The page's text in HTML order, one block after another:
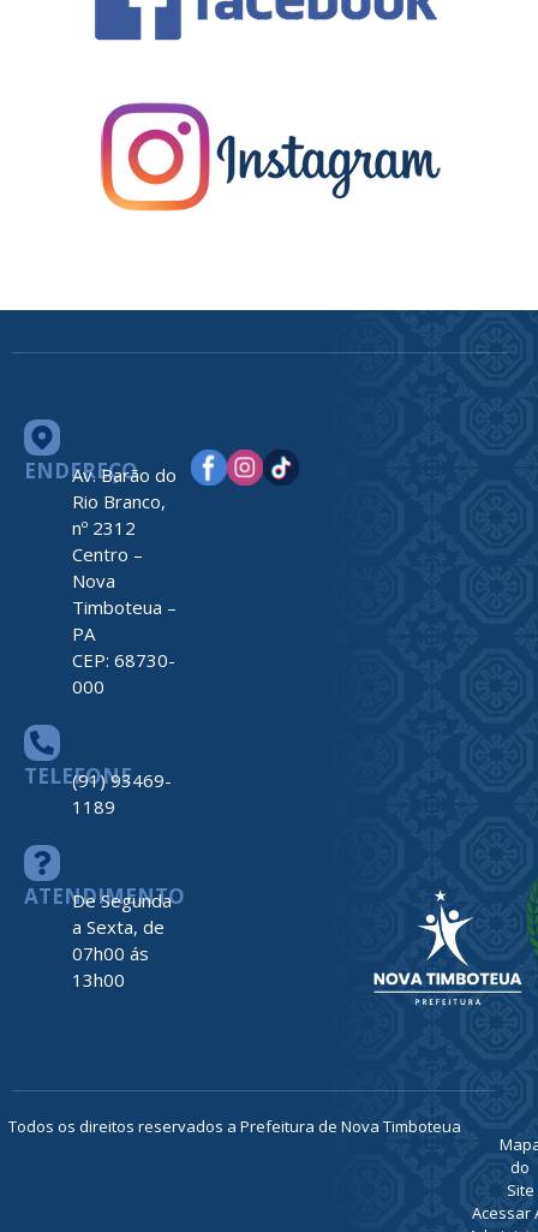
ENDEREÇO
Av. Barão do
Rio Branco,
nº 2312
Centro –
Nova
Timboteua –
PA
CEP: 68730-
000
TELEFONE
(91) 93469-
1189
ATENDIMENTO
De Segunda
a Sexta, de
07h00 ás
13h00
Todos os direitos reservados a Prefeitura de Nova Timboteua
do
Site
Acessar